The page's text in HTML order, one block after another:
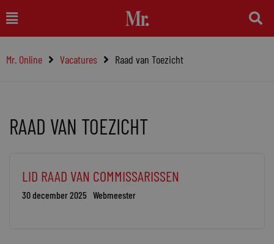
naar
inhoud
Main
Menu
Mr. Online Vacatures Raad van Toezicht
RAAD VAN TOEZICHT
LID RAAD VAN COMMISSARISSEN
30 december 2025 Webmeester